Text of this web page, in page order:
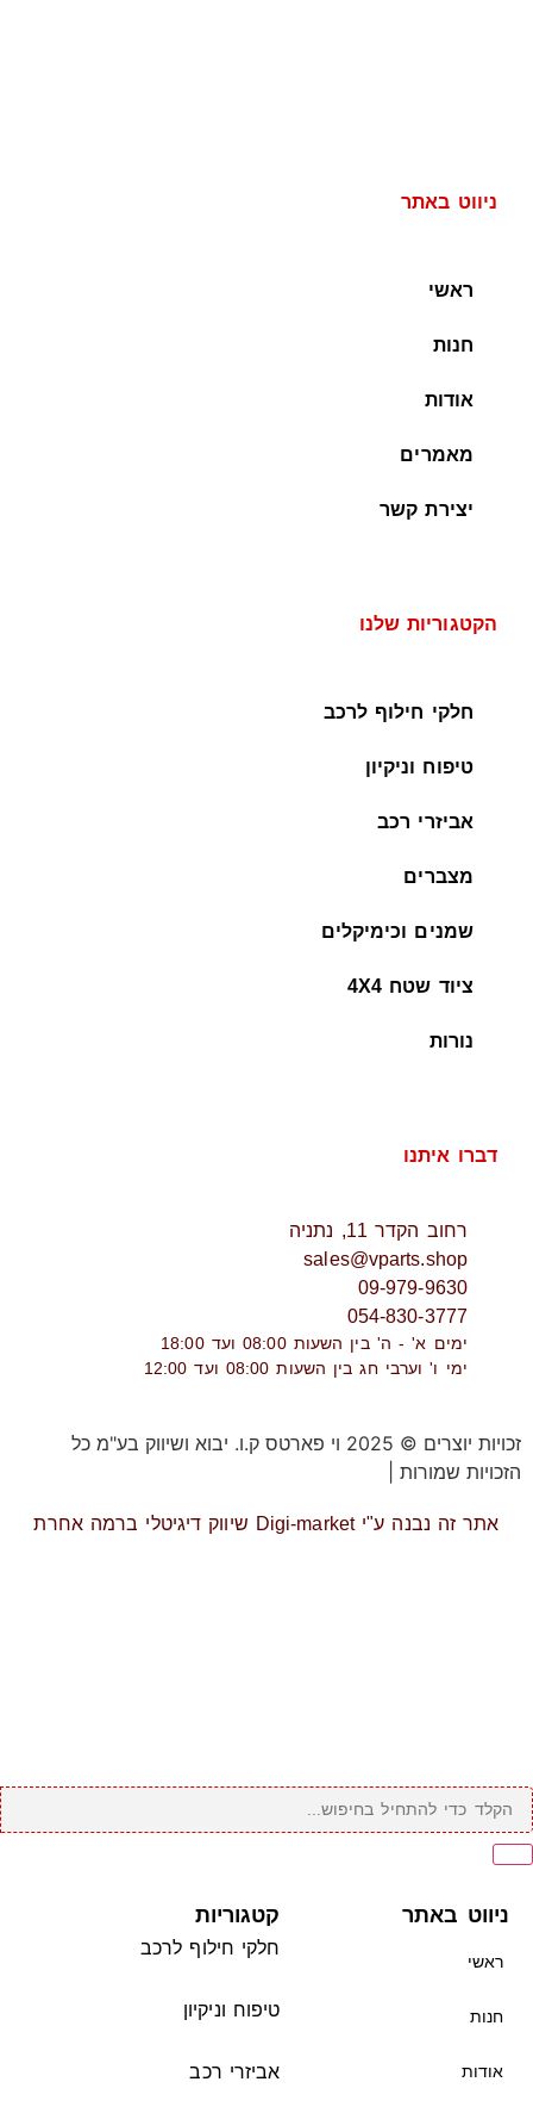
ניווט באתר
ראשי
חנות
אודות
מאמרים
יצירת קשר
הקטגוריות שלנו
חלקי חילוף לרכב
טיפוח וניקיון
אביזרי רכב
מצברים
שמנים וכימיקלים
ציוד שטח 4X4
נורות
דברו איתנו
רחוב הקדר 11, נתניה
sales@vparts.shop
09-979-9630
054-830-3777
ימים א' - ה' בין השעות 08:00 ועד 18:00
ימי ו' וערבי חג בין השעות 08:00 ועד 12:00
זכויות יוצרים © 2025 וי פארטס ק.ו. יבוא ושיווק בע"מ כל
הזכויות שמורות |
אתר זה נבנה ע"י Digi-market שיווק דיגיטלי ברמה אחרת
ניווט באתר
ראשי
חנות
אודות
קטגוריות
חלקי חילוף לרכב
טיפוח וניקיון
אביזרי רכב